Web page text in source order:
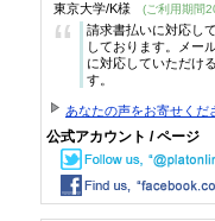
東京大学/K様 (ご利用期間
“
請求書払いに対応し
しております。メー
に対応していただけ
す。
あなたの声をお寄せくだ
公式アカウント / ページ